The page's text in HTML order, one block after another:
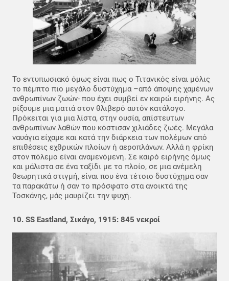
Το εντυπωσιακό όμως είναι πως ο Τιτανικός είναι μόλις
το πέμπτο πιο μεγάλο δυστύχημα –από άποψης χαμένων
ανθρωπίνων ζωών- που έχει συμβεί εν καιρώ ειρήνης. Ας
ρίξουμε μια ματιά στον θλιβερό αυτόν κατάλογο.
Πρόκειται για μια λίστα, στην ουσία, απίστευτων
ανθρωπίνων λαθών που κόστισαν χιλιάδες ζωές. Μεγάλα
ναυάγια είχαμε και κατά την διάρκεια των πολέμων από
επιθέσεις εχθρικών πλοίων ή αεροπλάνων. Αλλά η φρίκη
στον πόλεμο είναι αναμενόμενη. Σε καιρό ειρήνης όμως
και μάλιστα σε ένα ταξίδι με το πλοίο, σε μια ανέμελη
θεωρητικά στιγμή, είναι που ένα τέτοιο δυστύχημα σαν
τα παρακάτω ή σαν το πρόσφατο στα ανοικτά της
Τοσκάνης, μάς μαυρίζει την ψυχή.
10. SS Eastland, Σικάγο, 1915: 845 νεκροί